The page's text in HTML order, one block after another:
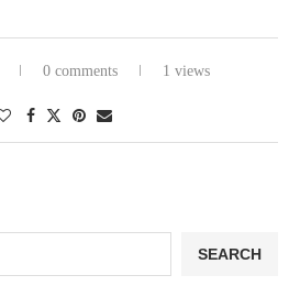
0 comments 1 views
SEARCH